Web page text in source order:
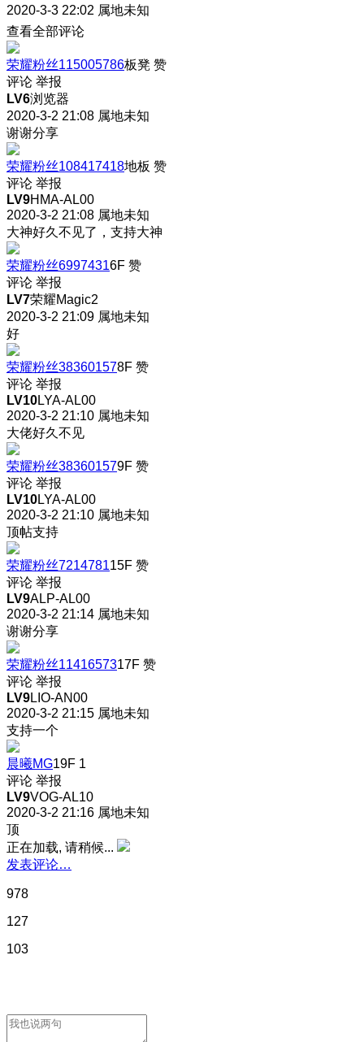
2020-3-3 22:02 属地未知
查看全部评论
荣耀粉丝115005786板凳 赞
评论 举报
LV6浏览器
2020-3-2 21:08 属地未知
谢谢分享
荣耀粉丝108417418地板 赞
评论 举报
LV9HMA-AL00
2020-3-2 21:08 属地未知
大神好久不见了，支持大神
荣耀粉丝69974316F 赞
评论 举报
LV7荣耀Magic2
2020-3-2 21:09 属地未知
好
荣耀粉丝383601578F 赞
评论 举报
LV10LYA-AL00
2020-3-2 21:10 属地未知
大佬好久不见
荣耀粉丝383601579F 赞
评论 举报
LV10LYA-AL00
2020-3-2 21:10 属地未知
顶帖支持
荣耀粉丝721478115F 赞
评论 举报
LV9ALP-AL00
2020-3-2 21:14 属地未知
谢谢分享
荣耀粉丝1141657317F 赞
评论 举报
LV9LIO-AN00
2020-3-2 21:15 属地未知
支持一个
晨曦MG19F 1
评论 举报
LV9VOG-AL10
2020-3-2 21:16 属地未知
顶
正在加载, 请稍候...
发表评论…
978
127
103